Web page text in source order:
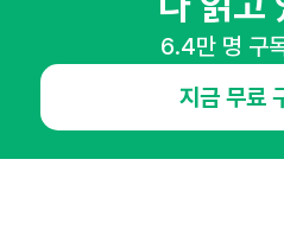
NHN AD
오픈애즈란 공지사항 제휴문의
뉴스레터
광고안내
6.4만 명 구
지금 무료